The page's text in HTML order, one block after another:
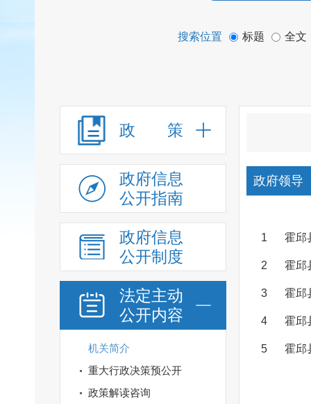
搜索位置 标题 全文
政 策
政府信息
公开指南
政府信息
公开制度
法定主动
公开内容
机关简介
重大行政决策预公开
政策解读咨询
政府领导
1 霍邱
2 霍邱
3 霍邱
4 霍邱
5 霍邱